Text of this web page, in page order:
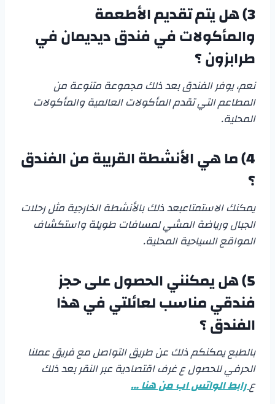
3) هل يتم تقديم الأطعمة
والمأكولات فيفندق ديديمان في
طرابزون؟
نعم، يوفر الفندق بعد ذلك مجموعة متنوعة من
المطاعم التي تقدم المأكولات العالمية والمأكولات
المحلية.
4) ما هي الأنشطة القريبة من الفندق
؟
يمكنك الاستمتاعبعد ذلك بالأنشطة الخارجية مثل رحلات
الجبال ورياضة المشي لمسافات طويلة واستكشاف
المواقع السياحية المحلية.
5) هل يمكنني الحصول على حجز
فندقي مناسب لعائلتي في هذا
الفندق ؟
بالطبع يمكنكم ذلك عن طريق التواصل مع فريق عملنا
الحرفي للحصول ع غرف اقتصادية عبر النقر بعد ذلك
عرابط الواتس اب من هنا …